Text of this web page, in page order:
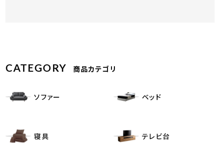
CATEGORY 商品カテゴリ
ソファー ベッド
寝具 テレビ台